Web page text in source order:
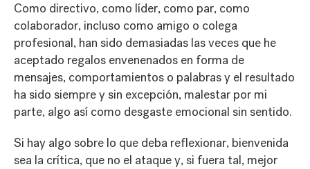
Como directivo, como líder, como par, como
colaborador, incluso como amigo o colega
profesional, han sido demasiadas las veces que he
aceptado regalos envenenados en forma de
mensajes, comportamientos o palabras y el resultado
ha sido siempre y sin excepción, malestar por mi
parte, algo así como desgaste emocional sin sentido.
Si hay algo sobre lo que deba reflexionar, bienvenida
sea la crítica, que no el ataque y, si fuera tal, mejor